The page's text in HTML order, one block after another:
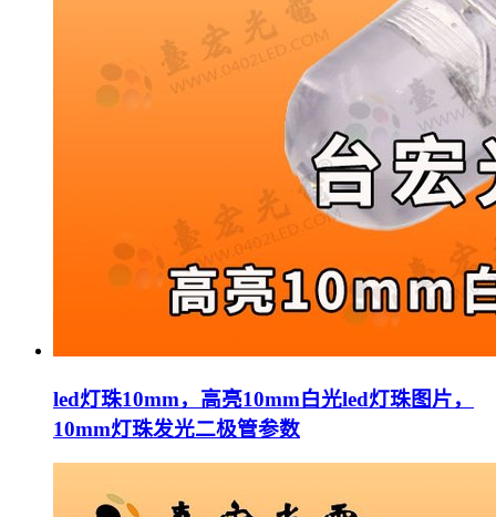
led灯珠10mm，高亮10mm白光led灯珠图片，
10mm灯珠发光二极管参数